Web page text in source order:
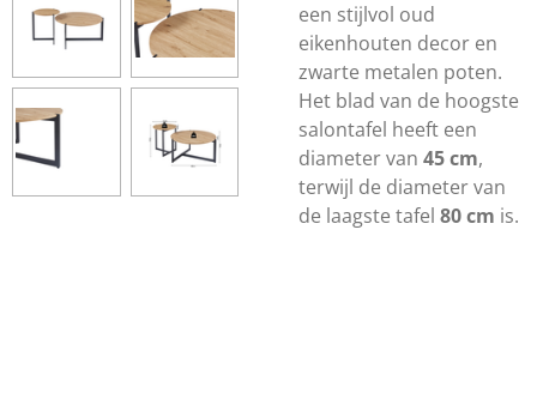
een stijlvol oud
eikenhouten decor en
zwarte metalen poten.
Het blad van de hoogste
salontafel heeft een
diameter van 45 cm,
terwijl de diameter van
de laagste tafel 80 cm is.